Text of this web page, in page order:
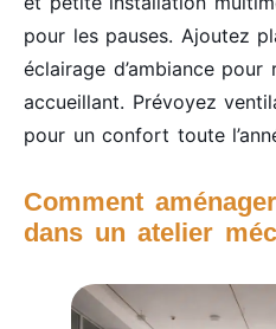
pour les pauses. Ajoutez
éclairage d’ambiance pour
accueillant. Prévoyez
pour un confort toute
Comment
dans un atelier